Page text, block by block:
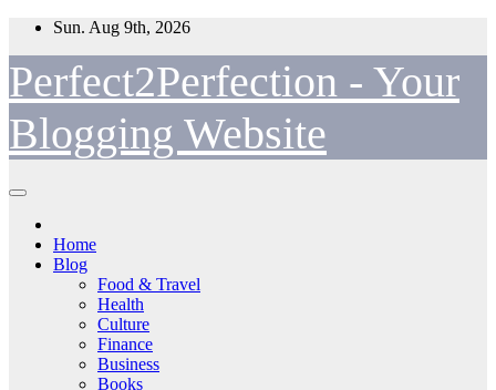
Skip
content
Sun. Aug 9th, 2026
Perfect2Perfection - Your
Blogging Website
Home
Blog
Food & Travel
Health
Culture
Finance
Business
Books